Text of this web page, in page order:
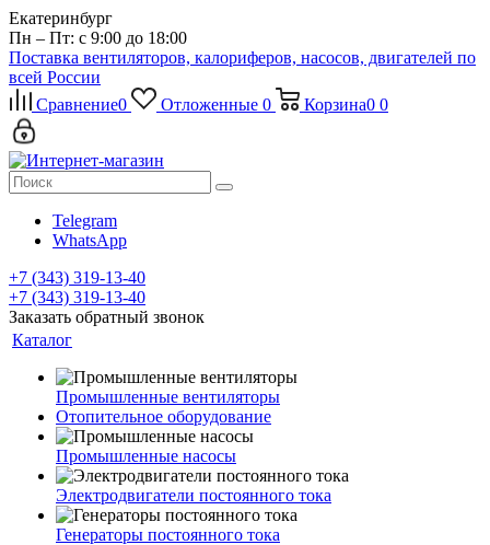
Екатеринбург
Пн – Пт: с 9:00 до 18:00
Поставка вентиляторов, калориферов, насосов, двигателей по
всей России
Сравнение0 Отложенные 0 Корзина0 0
Telegram
WhatsApp
+7 (343) 319-13-40
+7 (343) 319-13-40
Заказать обратный звонок
Каталог
Промышленные вентиляторы
Отопительное оборудование
Промышленные насосы
Электродвигатели постоянного тока
Генераторы постоянного тока